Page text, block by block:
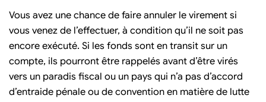
Vous avez une chance de faire annuler le virement si
vous venez de l’effectuer, à condition qu’il ne soit pas
encore exécuté. Si les fonds sont en transit sur un
compte, ils pourront être rappelés avant d’être virés
vers un paradis fiscal ou un pays qui n’a pas d’accord
d’entraide pénale ou de convention en matière de lutte